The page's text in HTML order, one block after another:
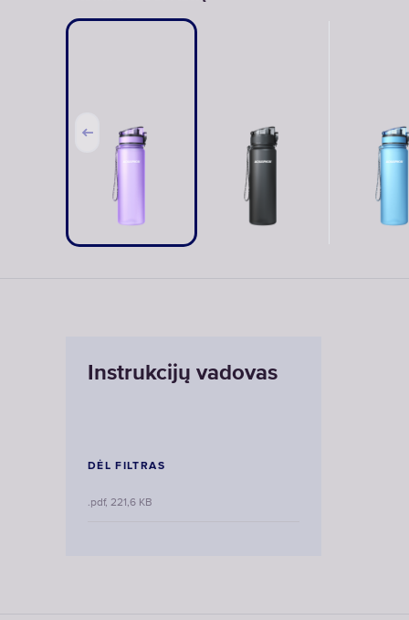
Instrukcijų vadovas
DĖL FILTRAS
.pdf, 221,6 KB